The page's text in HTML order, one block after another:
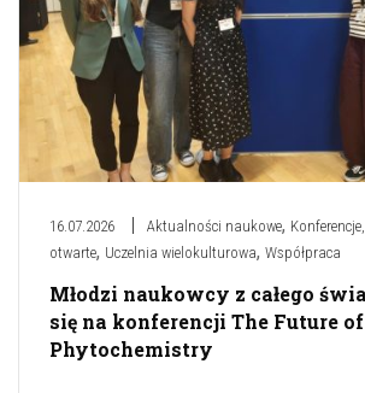
16.07.2026 Aktualności naukowe,
otwarte, Uczelnia wielokulturowa, Współpraca
Młodzi naukowcy z całego
się na konferencji The Future of
Phytochemistry